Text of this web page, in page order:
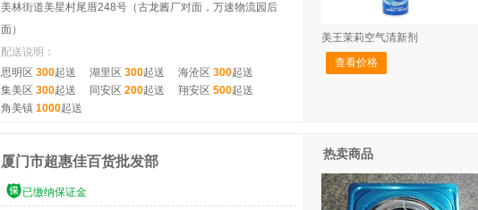
美林街道美星村尾厝248号（古龙酱厂对面，万速物流园后
面）
配送说明：
思明区 300起送 湖里区 300起送 海沧区 300起送
集美区 300起送 同安区 200起送 翔安区 500起送
角美镇 1000起送
美王茉莉空气清新剂
查看价格
厦门市超惠佳百货批发部
已缴纳保证金
热卖商品